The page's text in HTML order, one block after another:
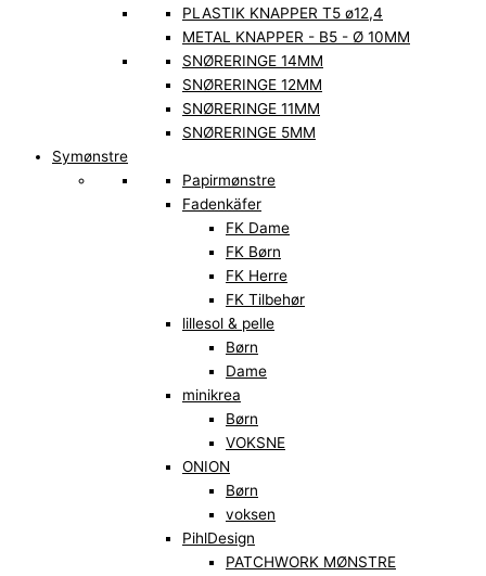
PLASTIK KNAPPER T5 ø12,4
METAL KNAPPER - B5 - Ø 10MM
SNØRERINGE 14MM
SNØRERINGE 12MM
SNØRERINGE 11MM
SNØRERINGE 5MM
Symønstre
Papirmønstre
Fadenkäfer
FK Dame
FK Børn
FK Herre
FK Tilbehør
lillesol & pelle
Børn
Dame
minikrea
Børn
VOKSNE
ONION
Børn
voksen
PihlDesign
PATCHWORK MØNSTRE